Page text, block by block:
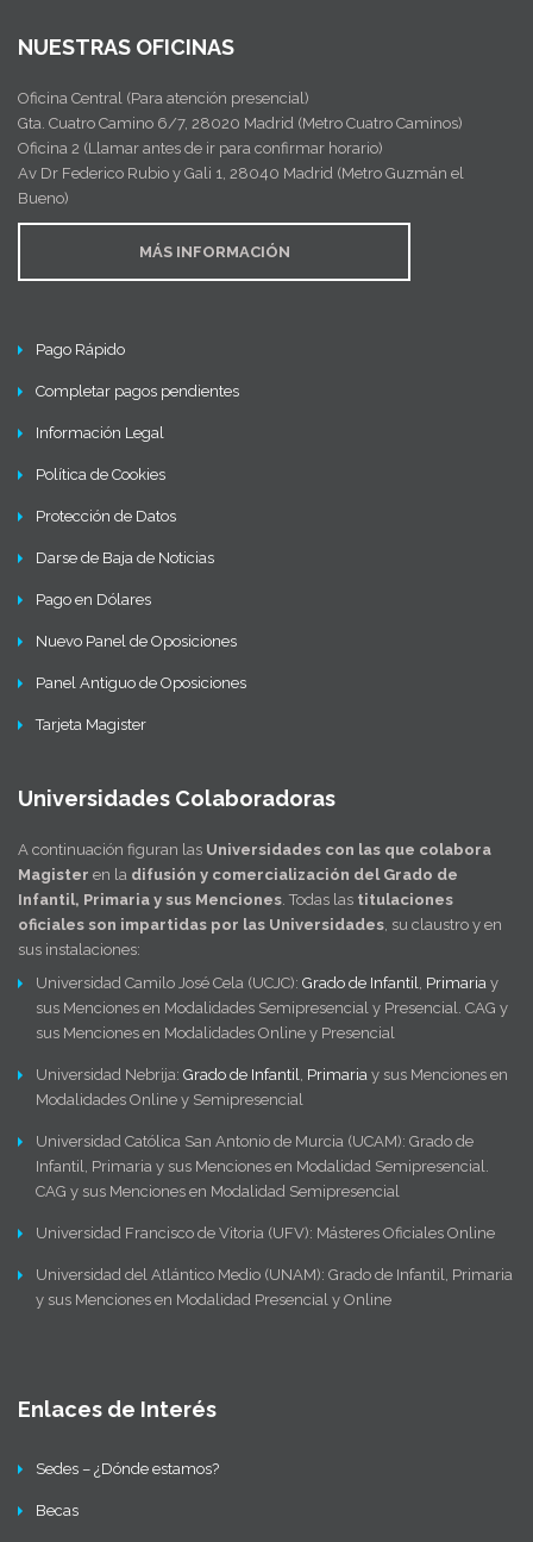
NUESTRAS OFICINAS
Oficina Central (Para atención presencial)
Gta. Cuatro Camino 6/7, 28020 Madrid (Metro Cuatro Caminos)
Oficina 2 (Llamar antes de ir para confirmar horario)
Av Dr Federico Rubio y Gali 1, 28040 Madrid (Metro Guzmán el
Bueno)
MÁS INFORMACIÓN
Pago Rápido
Completar pagos pendientes
Información Legal
Política de Cookies
Protección de Datos
Darse de Baja de Noticias
Pago en Dólares
Nuevo Panel de Oposiciones
Panel Antiguo de Oposiciones
Tarjeta Magister
Universidades Colaboradoras
A continuación figuran las Universidades con las que colabora
Magister en la difusión y comercialización del Grado de
Infantil, Primaria y sus Menciones. Todas las titulaciones
oficiales son impartidas por las Universidades, su claustro y en
sus instalaciones:
Universidad Camilo José Cela (UCJC): Grado de Infantil, Primaria y
sus Menciones en Modalidades Semipresencial y Presencial. CAG y
sus Menciones en Modalidades Online y Presencial
Universidad Nebrija: Grado de Infantil, Primaria y sus Menciones en
Modalidades Online y Semipresencial
Universidad Católica San Antonio de Murcia (UCAM): Grado de
Infantil, Primaria y sus Menciones en Modalidad Semipresencial.
CAG y sus Menciones en Modalidad Semipresencial
Universidad Francisco de Vitoria (UFV): Másteres Oficiales Online
Universidad del Atlántico Medio (UNAM): Grado de Infantil, Primaria
y sus Menciones en Modalidad Presencial y Online
Enlaces de Interés
Sedes – ¿Dónde estamos?
Becas